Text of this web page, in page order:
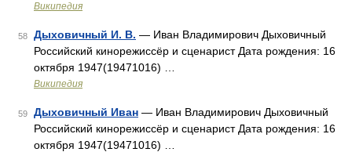
Википедия
58 Дыховичный И. В. — Иван Владимирович Дыховичный
Российский кинорежиссёр и сценарист Дата рождения: 16
октября 1947(19471016) …
Википедия
59 Дыховичный Иван — Иван Владимирович Дыховичный
Российский кинорежиссёр и сценарист Дата рождения: 16
октября 1947(19471016) …